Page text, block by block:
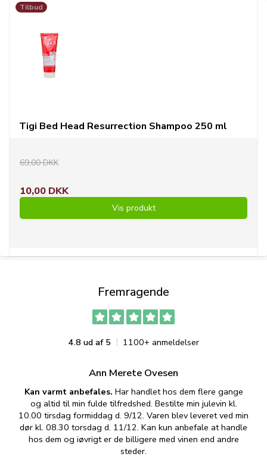
Tilbud
Tigi Bed Head Resurrection Shampoo 250 ml
69,00 DKK
10,00 DKK
Vis produkt
Fremragende
4.8 ud af 5 1100+ anmeldelser
Ann Merete Ovesen
Kan varmt anbefales. Har handlet hos dem flere gange
og altid til min fulde tilfredshed. Bestilte min julevin kl.
10.00 tirsdag formiddag d. 9/12. Varen blev leveret ved min
dør kl. 08.30 torsdag d. 11/12. Kan kun anbefale at handle
hos dem og iøvrigt er de billigere med vinen end andre
steder.